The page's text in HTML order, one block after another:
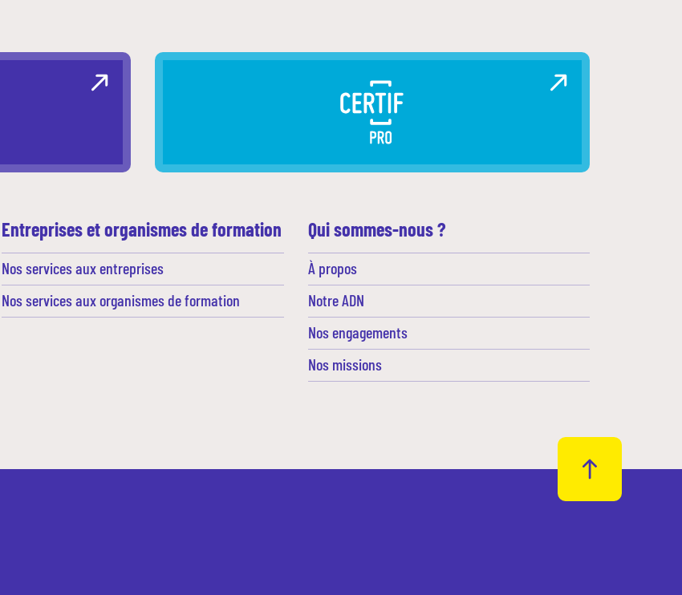
Entreprises et organismes de formation
Nos services aux entreprises
Nos services aux organismes de formation
Qui sommes-nous ?
À propos
Notre ADN
Nos engagements
Nos missions